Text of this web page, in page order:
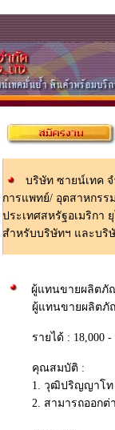
บริษัท ซายน์เทค
การแพทย์/ อุตสาหกรร
ประเทศสหรัฐอเมริกา
สำหรับบริษัทฯ และบริ
ผู้แทนขายผลิตภัณ
ผู้แทนขายผลิตภั
รายได้ : 18,000
คุณสมบัติ :
1. วุฒิปริญญาโท
2. สามารถออกต่